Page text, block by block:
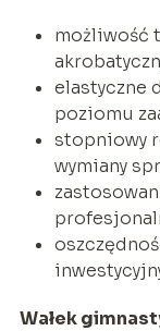
możliwość
elastyczne
poziomu
stopniowy
wymiany
Wałek